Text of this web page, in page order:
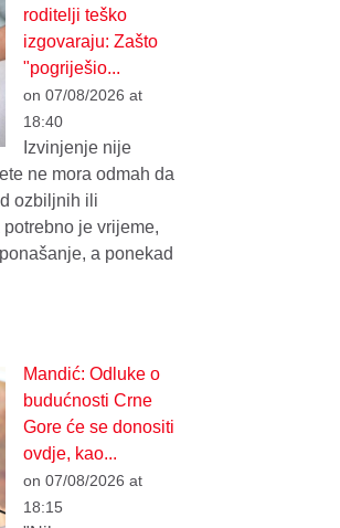
roditelji teško
izgovaraju: Zašto
"pogriješio...
on 07/08/2026 at
18:40
Izvinjenje nije
ne mora odmah da
ozbiljnih ili
je vrijeme,
a ponekad
Mandić: Odluke o
budućnosti Crne
Gore će se donositi
ovdje, kao...
on 07/08/2026 at
18:15